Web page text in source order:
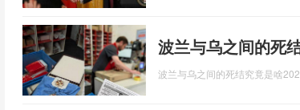
波兰与乌之间的死
波兰与乌之间的死结究竟是啥